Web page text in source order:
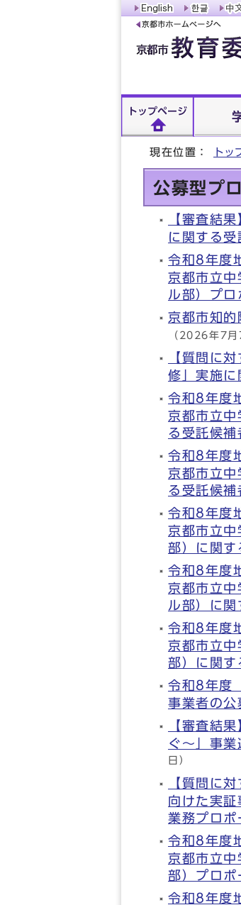
トップページ
現在位置： トッ
公募型プ
【審査結
に関する
令和8年度
京都市立中
ル部）プ
京都市知的
（2026年7月
【質問に
修」実施に
令和8年度
京都市立中
る受託候補
令和8年度
京都市立中
る受託候補
令和8年度
京都市立中
部）に関す
令和8年度
京都市立中
ル部）に
令和8年度
京都市立中
部）に関す
令和8年度
事業者の公
【審査結
ぐ～」事
日）
【質問に
向けた実
業務プロポ
令和8年度
京都市立中
部）プロポ
令和8年度